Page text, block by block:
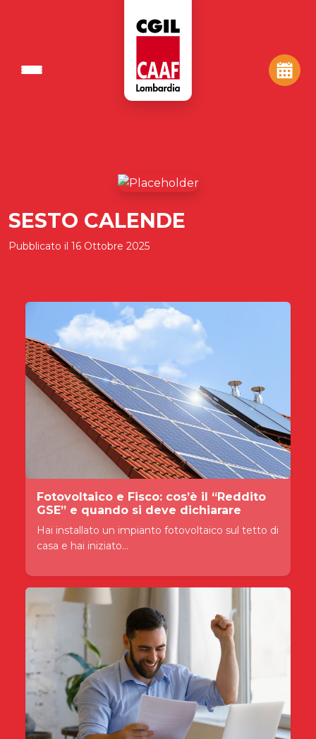
SESTO CALENDE
Pubblicato il 16 Ottobre 2025
Fotovoltaico e Fisco: cos’è il “Reddito
GSE” e quando si deve dichiarare
Hai installato un impianto fotovoltaico sul tetto di
casa e hai iniziato...